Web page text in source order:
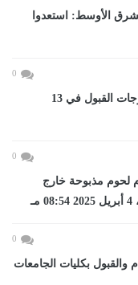
الأوسط: استعدوا
0
تنسيق الثانوى العام 2027.. اعرف درجات القبول في 13
0
١٨٥ كيلو جرام لحوم مذبوحة خارج
0
طريقة التقدم والقبول بكليات الجامعات